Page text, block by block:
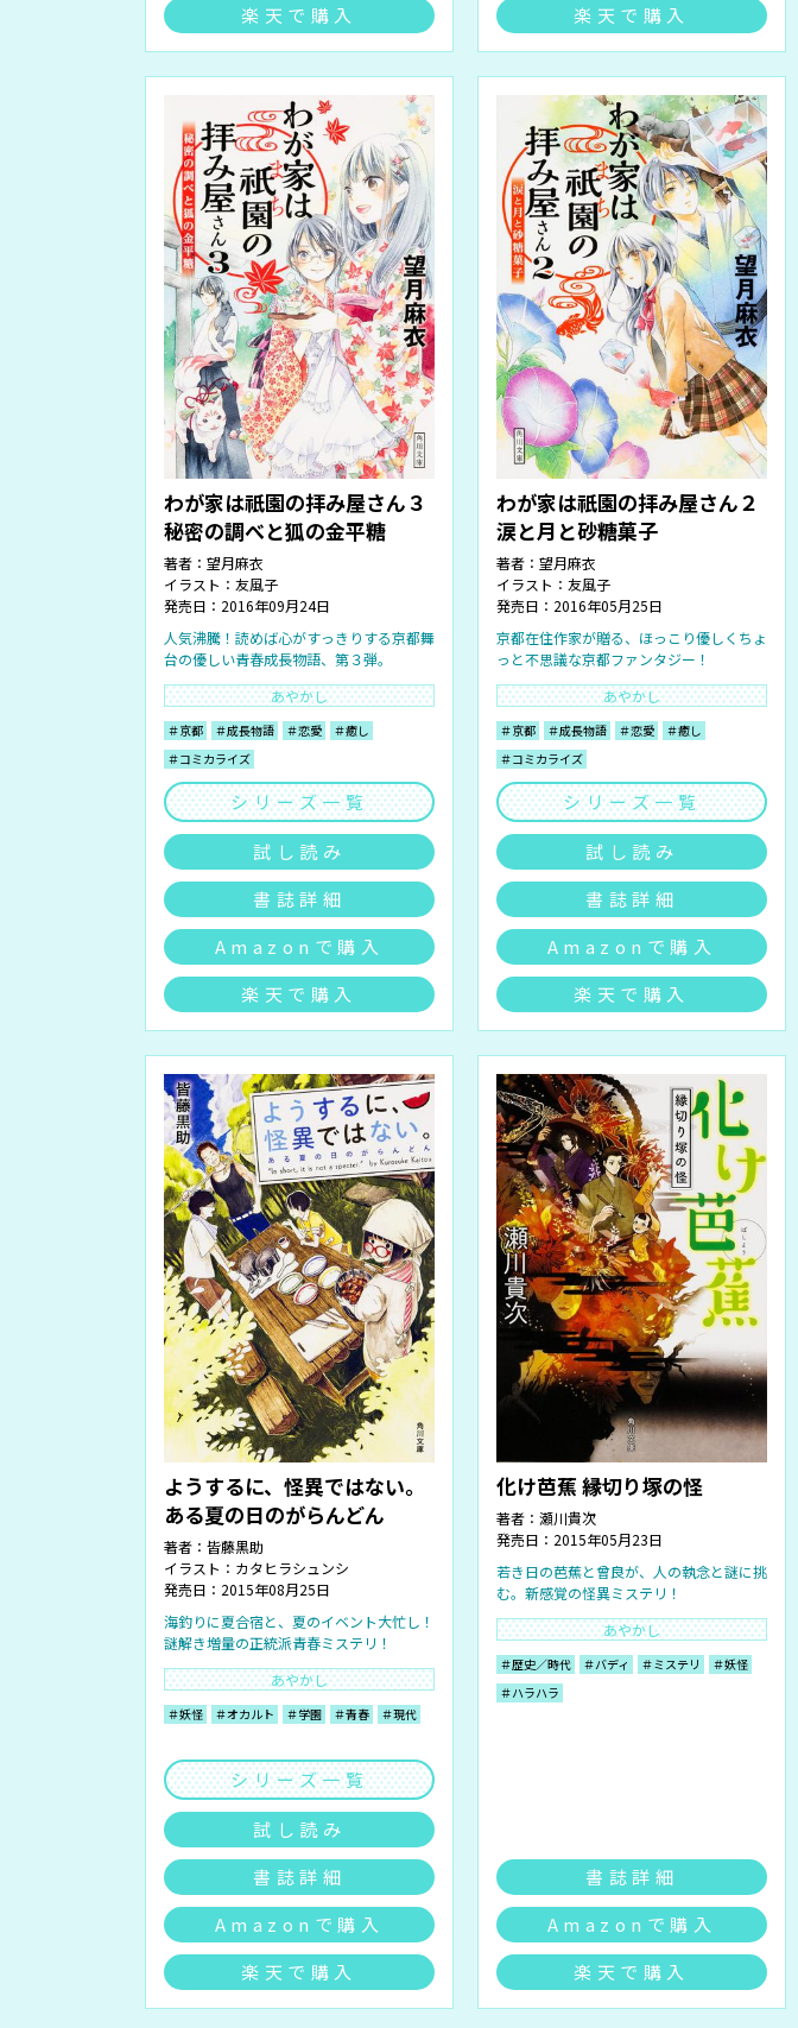
楽天で購入
楽天で購入
わが家は祇園の拝み屋さん３
秘密の調べと狐の金平糖
著者： 望月麻衣
イラスト： 友風子
発売日：2016年09月24日
人気沸騰！読めば心がすっきりする京都舞
台の優しい青春成長物語、第３弾。
あやかし
＃京都 ＃成長物語 ＃恋愛
＃癒し
＃コミカライズ
シリーズ一覧
試し読み
書誌詳細
Amazonで購入
楽天で購入
わが家は祇園の拝み屋さん２
涙と月と砂糖菓子
著者： 望月麻衣
イラスト： 友風子
発売日：2016年05月25日
京都在住作家が贈る、ほっこり優しくちょ
っと不思議な京都ファンタジー！
あやかし
＃京都 ＃成長物語 ＃恋愛
＃癒し
＃コミカライズ
シリーズ一覧
試し読み
書誌詳細
Amazonで購入
楽天で購入
ようするに、怪異ではない。
ある夏の日のがらんどん
著者： 皆藤黒助
イラスト： カタヒラシュンシ
発売日：2015年08月25日
海釣りに夏合宿と、夏のイベント大忙し！
謎解き増量の正統派青春ミステリ！
あやかし
＃妖怪 ＃オカルト ＃学園 ＃青春 ＃現代
シリーズ一覧
試し読み
書誌詳細
Amazonで購入
楽天で購入
化け芭蕉 縁切り塚の怪
著者： 瀬川貴次
発売日：2015年05月23日
若き日の芭蕉と曾良が、人の執念と謎に挑
む。新感覚の怪異ミステリ！
あやかし
＃歴史／時代 ＃バディ ＃ミステリ
＃妖怪
＃ハラハラ
書誌詳細
Amazonで購入
楽天で購入